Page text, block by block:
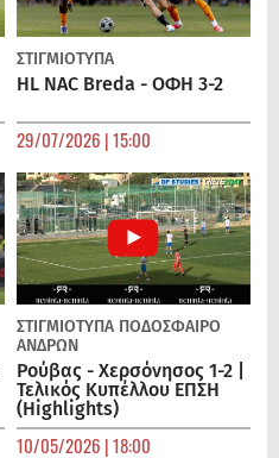
ΣΤΙΓΜΙΟΤΥΠΑ
HL NAC Breda - ΟΦΗ 3-2
29/07/2026 | 15:00
ΣΤΙΓΜΙΟΤΥΠΑ ΠΟΔΌΣΦΑΙΡΟ
ΑΝΔΡΏΝ
Ρούβας - Χερσόνησος 1-2 |
Τελικός Κυπέλλου ΕΠΣΗ
(Highlights)
10/05/2026 | 18:00